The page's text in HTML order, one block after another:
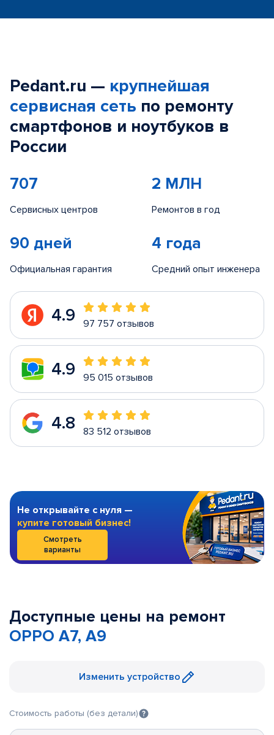
Pedant.ru — крупнейшая
сервисная сеть по ремонту
смартфонов и ноутбуков в
России
707
Сервисных центров
2 МЛН
Ремонтов в год
90 дней
Официальная гарантия
4 года
Средний опыт инженера
4.9 97 757 отзывов
4.9 95 015 отзывов
4.8 83 512 отзывов
Не открывайте с нуля —
купите готовый бизнес!
Смотреть
варианты
Доступные цены на ремонт
OPPO A7, A9
Изменить устройство
Стоимость работы (без детали)